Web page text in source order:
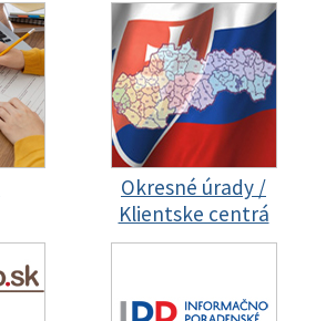
Okresné úrady /
Klientske centrá